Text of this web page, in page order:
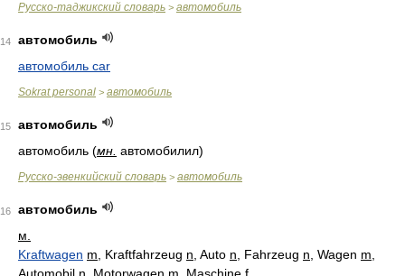
Русско-таджикский словарь > автомобиль
14
автомобиль
автомобиль car
Sokrat personal > автомобиль
15
автомобиль
автомобиль (мн. автомобилил)
Русско-эвенкийский словарь > автомобиль
16
автомобиль
м.
Kraftwagen m , Kraftfahrzeug n , Auto n , Fahrzeug n , Wagen m